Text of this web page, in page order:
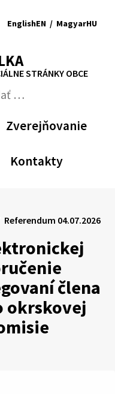
EnglishEN
English
/ MagyarHU
Magyar
STRÁNKY OBCE
Zverejňovanie
Kontakty
formulár
člena
okrskovej
Referendum 04.07.2026